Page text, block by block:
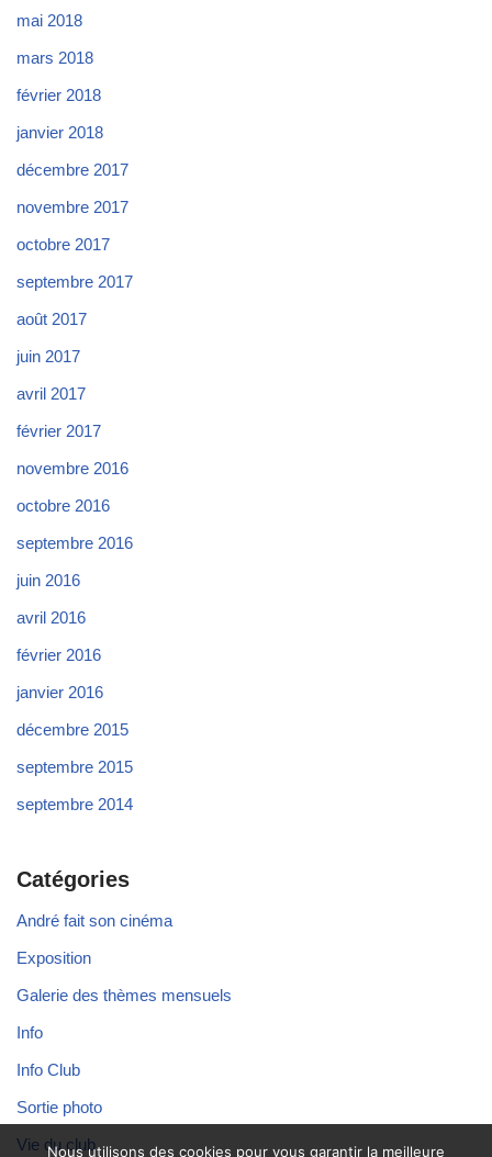
mai 2018
mars 2018
février 2018
janvier 2018
décembre 2017
novembre 2017
octobre 2017
septembre 2017
août 2017
juin 2017
avril 2017
février 2017
novembre 2016
octobre 2016
septembre 2016
juin 2016
avril 2016
février 2016
janvier 2016
décembre 2015
septembre 2015
septembre 2014
Catégories
André fait son cinéma
Exposition
Galerie des thèmes mensuels
Info
Info Club
Sortie photo
Vie du club
Nous utilisons des cookies pour vous garantir la meilleure